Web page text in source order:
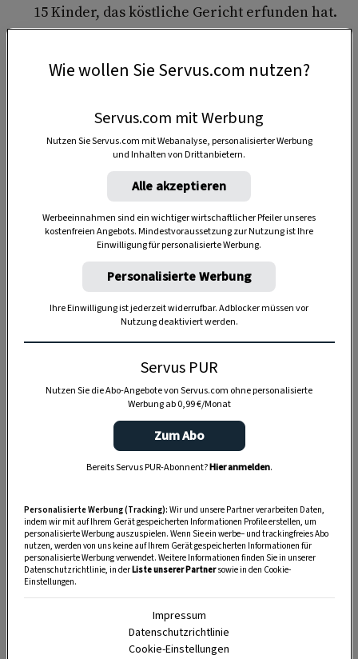
15 Kinder, das köstliche Gericht erfunden hat.
Die Salzburger Nockerln in ihrer süßen
barocke Lebenslust zu Zeiten des umtriebigen
Schnee zu schlagen,frühestens hundert
Jahre späterzum Einsatz kam und das
Backrohr überhaupt erst im19. Jahrhundert
erfunden wurde, ist das eine süße Legende –
so wie das zarte Backwerk selbst.
Die Nockerl symbolisieren dieleicht
verschneiten Salzburger Hausberge
Mönchs-, den Kapuziner- und den Gaisberg.
Wie gelingen Salzburger Nockerl?
Manche sagen ja gerne „viel heiße Luft mit
Staubzucker drumherum“, die haben aber keine
Ahnung. Die Zubereitung ist zwar keine Hexerei,
dass die Nocken aber so dastehen wie die leicht
angeschneiten Hausberge der Domstadt, verlangt
ein bisschen Übung.
„Das Wichtigste: Man darf den
überschlagen“, sagt Elfriede Berti vom
UnterbergerWirt in Dorfgastein. Sie muss es
wissen, denn sie war beide Male Siegerin bei
der „Salzburger Nockerl WM“, die ab 1992
insgesamt zweimal veranstaltet wurde und bei
der 40 Mehlspeisköchinnen antraten.
Wie wollen Sie Servus.com nutzen?
Servus.com mit Werbung
Nutzen Sie Servus.com mit Webanalyse, personalisierter Werbung
und Inhalten von Drittanbietern.
Alle akzeptieren
Werbeeinnahmen sind ein wichtiger wirtschaftlicher Pfeiler unseres
kostenfreien Angebots. Mindestvoraussetzung zur Nutzung ist Ihre
Einwilligung für personalisierte Werbung.
Personalisierte Werbung
Ihre Einwilligung ist jederzeit widerrufbar. Adblocker müssen vor
Nutzung deaktiviert werden.
Servus PUR
Nutzen Sie die Abo-Angebote von Servus.com ohne personalisierte
Werbung ab 0,99 €/Monat
Zum Abo
Bereits Servus PUR-Abonnent?Hier anmelden.
Personalisierte Werbung (Tracking): Wir und unsere Partner verarbeiten Daten,
indem wir mit auf Ihrem Gerät gespeicherten Informationen Profile erstellen, um
personalisierte Werbung auszuspielen. Wenn Sie ein werbe– und trackingfreies Abo
nutzen, werden von uns keine auf Ihrem Gerät gespeicherten Informationen für
personalisierte Werbung verwendet. Weitere Informationen finden Sie in unserer
Datenschutzrichtlinie, in derListe unserer Partnersowie in den Cookie-
Einstellungen.
Impressum
Datenschutzrichtlinie
Cookie-Einstellungen